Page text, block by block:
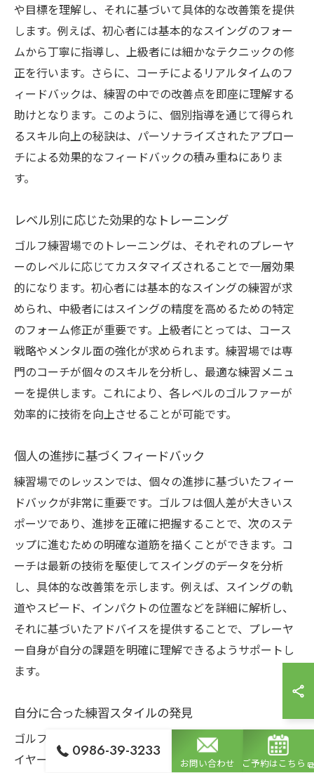
や目標を理解し、それに基づいて具体的な改善策を提供
します。例えば、初心者には基本的なスイングのフォー
ムから丁寧に指導し、上級者には細かなテクニックの修
正を行います。さらに、コーチによるリアルタイムのフ
ィードバックは、練習の中での改善点を即座に理解する
助けとなります。このように、個別指導を通じて得られ
るスキル向上の秘訣は、パーソナライズされたアプロー
チによる効果的なフィードバックの積み重ねにありま
す。
レベル別に応じた効果的なトレーニング
ゴルフ練習場でのトレーニングは、それぞれのプレーヤ
ーのレベルに応じてカスタマイズされることで一層効果
的になります。初心者には基本的なスイングの練習が求
められ、中級者にはスイングの精度を高めるための特定
のフォーム修正が重要です。上級者にとっては、コース
戦略やメンタル面の強化が求められます。練習場では専
門のコーチが個々のスキルを分析し、最適な練習メニュ
ーを提供します。これにより、各レベルのゴルファーが
効率的に技術を向上させることが可能です。
個人の進捗に基づくフィードバック
練習場でのレッスンでは、個々の進捗に基づいたフィー
ドバックが非常に重要です。ゴルフは個人差が大きいス
ポーツであり、進捗を正確に把握することで、次のステ
ップに進むための明確な道筋を描くことができます。コ
ーチは最新の技術を駆使してスイングのデータを分析
し、具体的な改善策を示します。例えば、スイングの軌
道やスピード、インパクトの位置などを詳細に解析し、
それに基づいたアドバイスを提供することで、プレーヤ
ー自身が自分の課題を明確に理解できるようサポートし
ます。
自分に合った練習スタイルの発見
ゴルフ練習場でのワンポイントレッスンは、個々のプレ
イヤーに最適な練習スタイルを見つける手助けをしま
0986-39-3233
お問い合わせ ご予約はこちら